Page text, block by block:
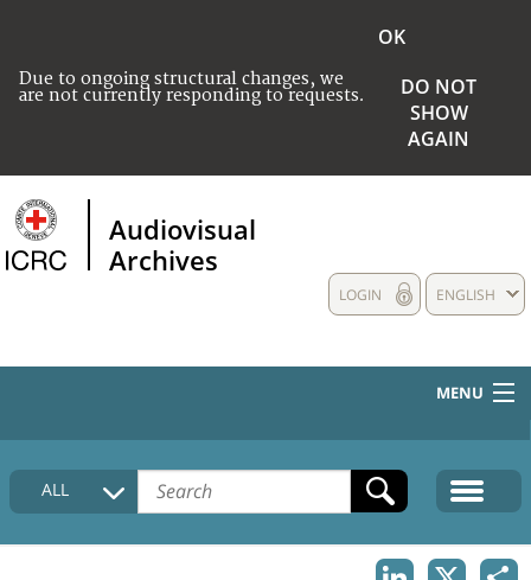
Due to ongoing structural changes, we
are not currently responding to requests.
OK
DO NOT
SHOW
AGAIN
Audiovisual
Archives
ENGLISH
LOGIN
MENU
HOME
COLLECTIONS DESCRIPTION
ALL